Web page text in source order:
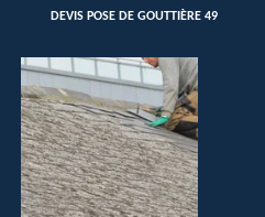
DEVIS POSE DE GOUTTIÈRE 49